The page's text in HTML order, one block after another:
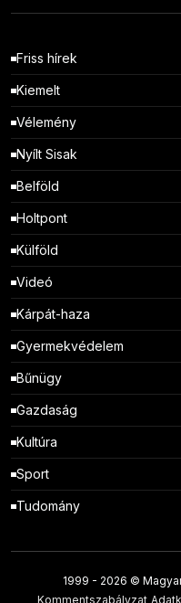
Friss hírek
Kiemelt
Vélemény
Nyílt Sisak
Belföld
Holtpont
Külföld
Videó
Kárpát-haza
Gyermekvédelem
Bűnügy
Gazdaság
Kultúra
Sport
Tudomány
1999 - 2026 ©
Kommentszabályzat